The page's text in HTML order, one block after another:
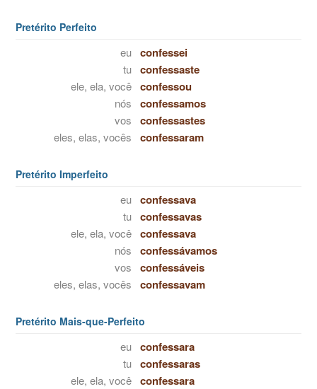
Pretérito Perfeito
eu confessei
tu confessaste
ele, ela, você confessou
nós confessamos
vos confessastes
eles, elas, vocês confessaram
Pretérito Imperfeito
eu confessava
tu confessavas
ele, ela, você confessava
nós confessávamos
vos confessáveis
eles, elas, vocês confessavam
Pretérito Mais-que-Perfeito
eu confessara
tu confessaras
ele, ela, você confessara